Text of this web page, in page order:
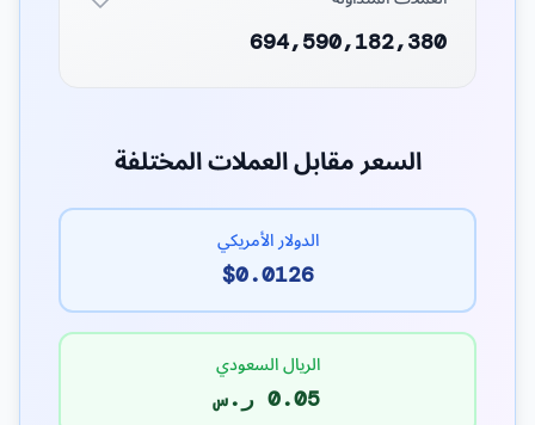
694,590,182,380
السعر مقابل العملات المختلفة
الدولار الأمريكي
$0.0126
الريال السعودي
0.05 ر.س